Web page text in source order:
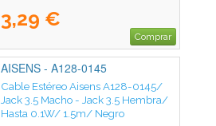
3,29 €
Comprar
AISENS - A128-0145
Cable Estéreo Aisens A128-0145/
Jack 3.5 Macho - Jack 3.5 Hembra/
Hasta 0.1W/ 1.5m/ Negro